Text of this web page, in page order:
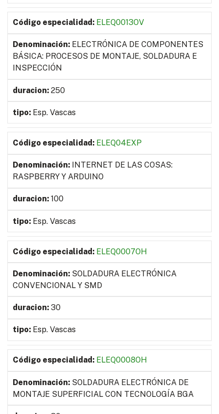
ELEQ0013OV
ELECTRÓNICA DE COMPONENTES
BÁSICA: PROCESOS DE MONTAJE, SOLDADURA E
INSPECCIÓN
250
Esp. Vascas
ELEQ04EXP
INTERNET DE LAS COSAS:
RASPBERRY Y ARDUINO
100
Esp. Vascas
ELEQ0007OH
SOLDADURA ELECTRÓNICA
CONVENCIONAL Y SMD
30
Esp. Vascas
ELEQ0008OH
SOLDADURA ELECTRÓNICA DE
MONTAJE SUPERFICIAL CON TECNOLOGÍA BGA